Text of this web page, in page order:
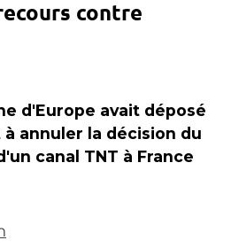
contre
d'Europe avait déposé
annuler la décision du
canal TNT à France